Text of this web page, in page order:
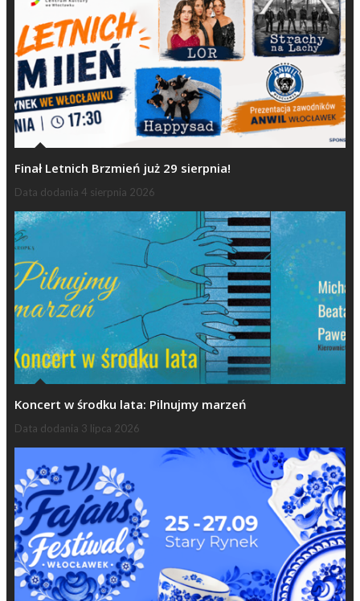
Finał Letnich Brzmień już 29 sierpnia!
Data dodania 4 sierpnia 2026
Koncert w środku lata: Pilnujmy marzeń
Data dodania 3 lipca 2026